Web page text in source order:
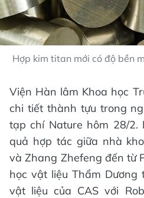
Hợp kim titan mới có độ bền
Viện Hàn lâm Khoa học
chi tiết thành tựu trong
tạp chí Nature hôm 28/2.
quả hợp tác giữa nhà
và Zhang Zhefeng đến từ
học vật liệu Thẩm Dương
vật liệu của CAS với